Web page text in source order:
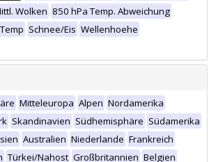
Wolken 850 hPa Temp. Abweichung
Schnee/Eis Wellenhoehe
Mitteleuropa Alpen Nordamerika
Skandinavien Südhemisphäre Südamerika
Australien Niederlande Frankreich
Türkei/Nahost Großbritannien Belgien